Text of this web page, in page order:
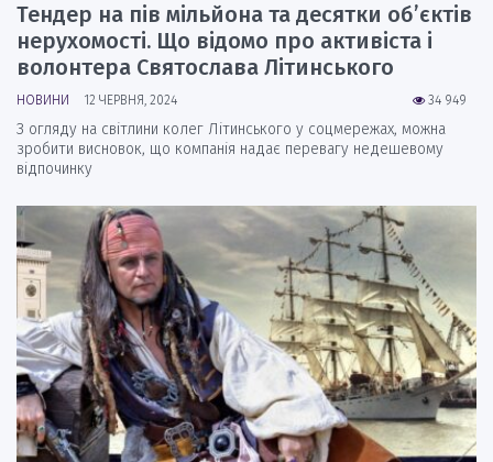
Тендер на пів мільйона та десятки обʼєктів
нерухомості. Що відомо про активіста і
волонтера Святослава Літинського
34 949
НОВИНИ 12 ЧЕРВНЯ, 2024
З огляду на світлини колег Літинського у соцмережах, можна
зробити висновок, що компанія надає перевагу недешевому
відпочинку